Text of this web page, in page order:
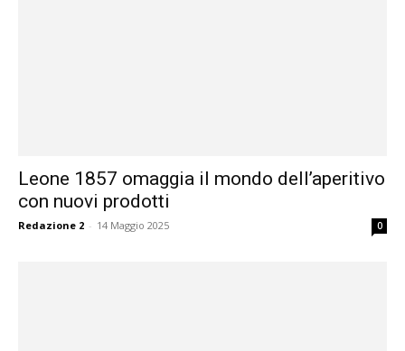
Leone 1857 omaggia il mondo dell’aperitivo
con nuovi prodotti
Redazione 2 - 14 Maggio 2025 0